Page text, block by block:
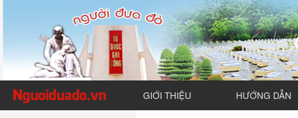
GIỚI THIỆU HƯỚNG DẪN